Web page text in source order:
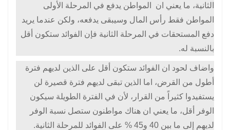
الثانية، ما يعني ان المواطن يدفع في المرحلة الأولى
المواطن فقط رأس المال وسيبقى يدفعه، ولكن عندما يريد
دفع المستحقات في المرحلة الثانية فإن الفوائد ستكون أقل
بالنسبة له.
واضاف لحود ان الفوائد ستكون أقل على الذين لديهم فترة
أطول من القرض، اما الذين تبقى لديهم فترة قصيرة لن
يستفيدوا كثيراً من القرار، لأن في الفترة الطويلة سيكون
الوفر أقل، ما يعني ان هناك مواطنون ستصل نسبة الوفر
لديهم إلى ما بين 40 و45 % على الفوائد للمرحلة الثانية.